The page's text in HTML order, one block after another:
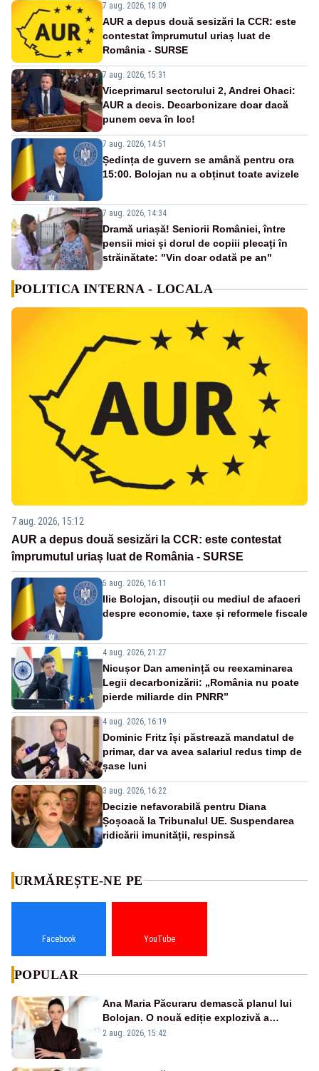
7 aug. 2026, 18:09
AUR a depus două sesizări la CCR: este
contestat împrumutul uriaș luat de
România - SURSE
7 aug. 2026, 15:31
Viceprimarul sectorului 2, Andrei Ohaci:
AUR a decis. Decarbonizare doar dacă
punem ceva în loc!
7 aug. 2026, 14:51
Ședința de guvern se amână pentru ora
15:00. Bolojan nu a obținut toate avizele
7 aug. 2026, 14:34
Dramă uriașă! Seniorii României, între
pensii mici și dorul de copiii plecați în
străinătate: "Vin doar odată pe an"
POLITICA INTERNA - LOCALA
7 aug. 2026, 15:12
AUR a depus două sesizări la CCR: este contestat
împrumutul uriaș luat de România - SURSE
5 aug. 2026, 16:11
Ilie Bolojan, discuții cu mediul de afaceri
despre economie, taxe și reformele fiscale
4 aug. 2026, 21:27
Nicușor Dan amenință cu reexaminarea
Legii decarbonizării: „România nu poate
pierde miliarde din PNRR”
4 aug. 2026, 16:19
Dominic Fritz își păstrează mandatul de
primar, dar va avea salariul redus timp de
șase luni
3 aug. 2026, 16:22
Decizie nefavorabilă pentru Diana
Șoșoacă la Tribunalul UE. Suspendarea
ridicării imunității, respinsă
URMĂREȘTE-NE PE
Facebook YouTube
POPULAR
Ana Maria Păcuraru demască planul lui
Bolojan. O nouă ediție explozivă a
emisiunii „Miza Zilei” la Realitatea PLUS
2 aug. 2026, 15:42